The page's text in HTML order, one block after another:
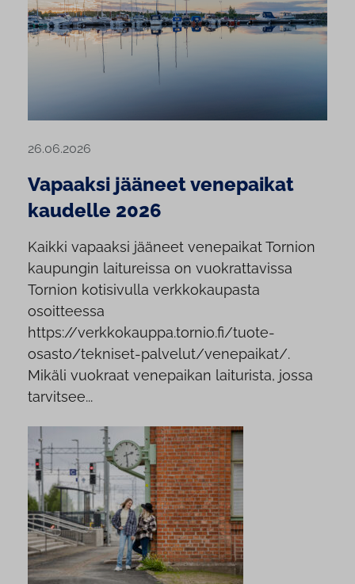
26.06.2026
Vapaaksi jääneet venepaikat
kaudelle 2026
Kaikki vapaaksi jääneet venepaikat Tornion
kaupungin laitureissa on vuokrattavissa
Tornion kotisivulla verkkokaupasta
osoitteessa
https://verkkokauppa.tornio.fi/tuote-
osasto/tekniset-palvelut/venepaikat/.
Mikäli vuokraat venepaikan laiturista, jossa
tarvitsee...